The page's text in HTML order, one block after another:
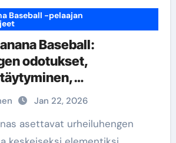
Baseball -pelaajan
Baseball:
odotukset,
Jan 22, 2026